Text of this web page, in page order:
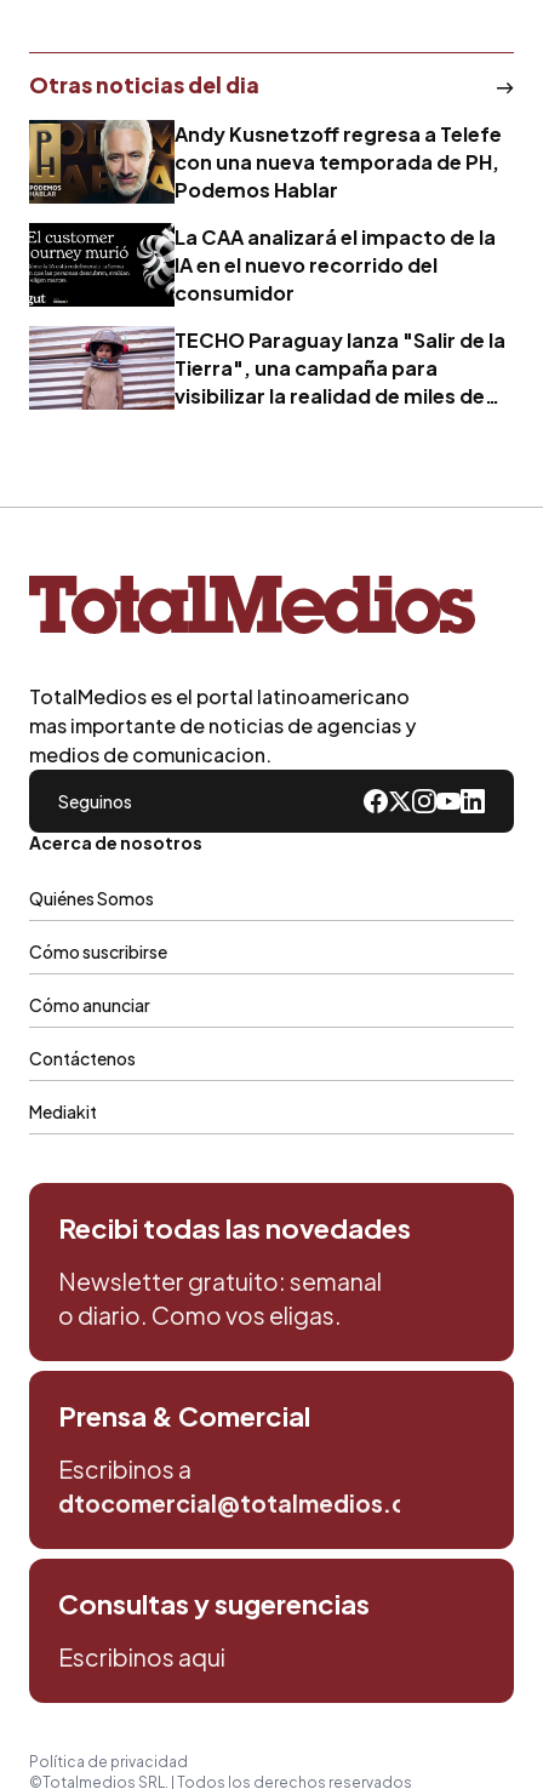
Otras noticias del dia
Andy Kusnetzoff regresa a Telefe
con una nueva temporada de PH,
Podemos Hablar
La CAA analizará el impacto de la
IA en el nuevo recorrido del
consumidor
TECHO Paraguay lanza "Salir de la
Tierra", una campaña para
visibilizar la realidad de miles de
TotalMedios es el portal latinoamericano
mas importante de noticias de agencias y
medios de comunicacion.
Seguinos
Acerca de nosotros
Quiénes Somos
Cómo suscribirse
Cómo anunciar
Contáctenos
Mediakit
Recibi todas las novedades
Newsletter gratuito: semanal
o diario. Como vos eligas.
Prensa & Comercial
Escribinos a
dtocomercial@totalmedios.com
Consultas y sugerencias
Escribinos aqui
Política de privacidad
©Totalmedios SRL. | Todos los derechos reservados